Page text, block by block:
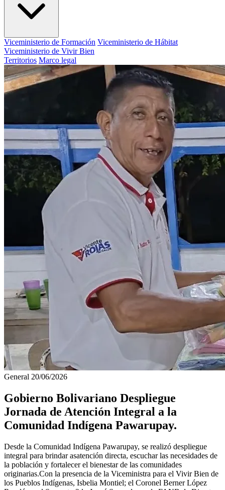
Viceministerio de Formación Viceministerio de Hábitat
Viceministerio de Vivir Bien
Territorios Marco legal
General 20/06/2026
Gobierno Bolivariano Despliegue
Jornada de Atención Integral a la
Comunidad Indígena Pawarupay.
​Desde la Comunidad Indígena Pawarupay, se realizó despliegue
integral para brindar asatención directa, escuchar las necesidades de
la población y fortalecer el bienestar de las comunidades
originarias.Con la presencia de la Viceministra para el Vivir Bien de
los Pueblos Indígenas, Isbelia Montiel; el Coronel Berner López